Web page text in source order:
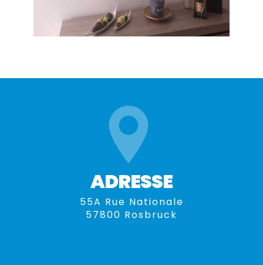
ADRESSE
55A Rue Nationale
57800 Rosbruck